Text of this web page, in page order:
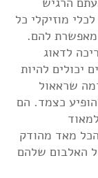
מוזיקלי כל
מאפשרת להם.
לדאוג
יכולים להיות
שראאול
כצמד. הם
מאד מהודק
האלבום שלהם